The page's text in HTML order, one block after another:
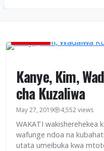
Kanye, Kim,
cha Kuzaliwa
May 27, 2019 4,552 views
WAKATI wakisherehekea
wafunge ndoa na
utata umeibuka kwa